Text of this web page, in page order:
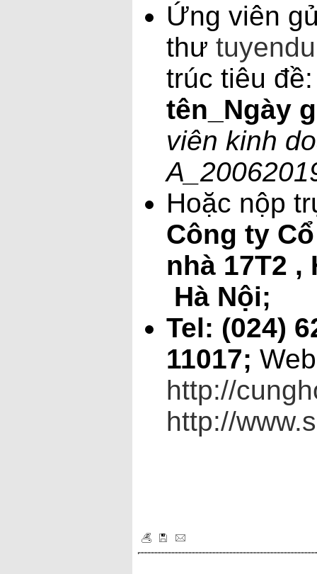
Ứng viên
thư
trúc tiêu
tên_Ngày
viên kinh
Hoặc nộp
Công ty
nhà 17T2 ,
Hà Nội;
Tel: (024)
11017;
http://
http://